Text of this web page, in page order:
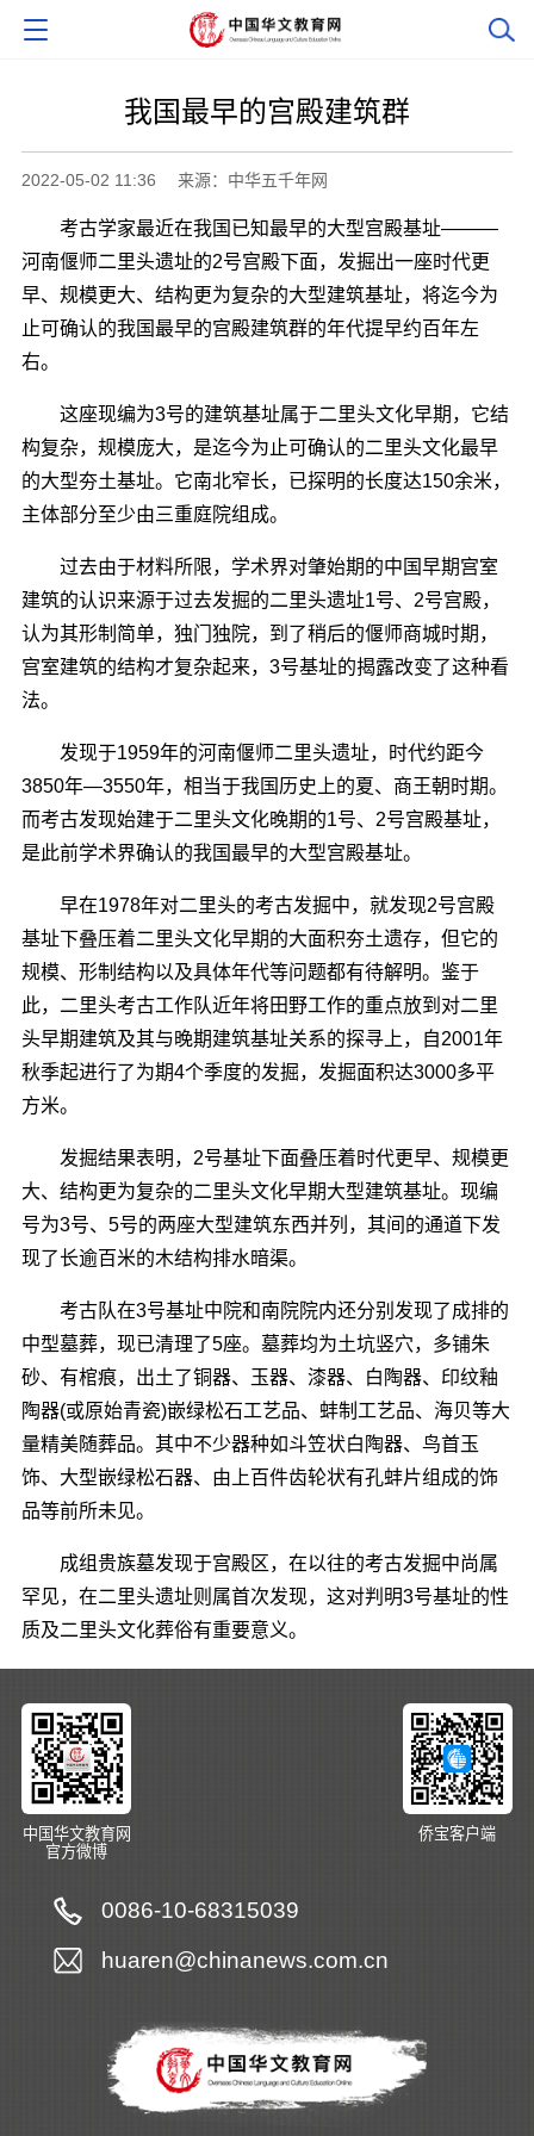
我国最早的宫殿建筑群
2022-05-02 11:36 来源：中华五千年网
考古学家最近在我国已知最早的大型宫殿基址―――
河南偃师二里头遗址的2号宫殿下面，发掘出一座时代更
早、规模更大、结构更为复杂的大型建筑基址，将迄今为
止可确认的我国最早的宫殿建筑群的年代提早约百年左
右。
这座现编为3号的建筑基址属于二里头文化早期，它结
构复杂，规模庞大，是迄今为止可确认的二里头文化最早
的大型夯土基址。它南北窄长，已探明的长度达150余米，
主体部分至少由三重庭院组成。
过去由于材料所限，学术界对肇始期的中国早期宫室
建筑的认识来源于过去发掘的二里头遗址1号、2号宫殿，
认为其形制简单，独门独院，到了稍后的偃师商城时期，
宫室建筑的结构才复杂起来，3号基址的揭露改变了这种看
法。
发现于1959年的河南偃师二里头遗址，时代约距今
3850年―3550年，相当于我国历史上的夏、商王朝时期。
而考古发现始建于二里头文化晚期的1号、2号宫殿基址，
是此前学术界确认的我国最早的大型宫殿基址。
早在1978年对二里头的考古发掘中，就发现2号宫殿
基址下叠压着二里头文化早期的大面积夯土遗存，但它的
规模、形制结构以及具体年代等问题都有待解明。鉴于
此，二里头考古工作队近年将田野工作的重点放到对二里
头早期建筑及其与晚期建筑基址关系的探寻上，自2001年
秋季起进行了为期4个季度的发掘，发掘面积达3000多平
方米。
发掘结果表明，2号基址下面叠压着时代更早、规模更
大、结构更为复杂的二里头文化早期大型建筑基址。现编
号为3号、5号的两座大型建筑东西并列，其间的通道下发
现了长逾百米的木结构排水暗渠。
考古队在3号基址中院和南院院内还分别发现了成排的
中型墓葬，现已清理了5座。墓葬均为土坑竖穴，多铺朱
砂、有棺痕，出土了铜器、玉器、漆器、白陶器、印纹釉
陶器(或原始青瓷)嵌绿松石工艺品、蚌制工艺品、海贝等大
量精美随葬品。其中不少器种如斗笠状白陶器、鸟首玉
饰、大型嵌绿松石器、由上百件齿轮状有孔蚌片组成的饰
品等前所未见。
成组贵族墓发现于宫殿区，在以往的考古发掘中尚属
罕见，在二里头遗址则属首次发现，这对判明3号基址的性
质及二里头文化葬俗有重要意义。
中国华文教育网
官方微博
侨宝客户端
0086-10-68315039
huaren@chinanews.com.cn